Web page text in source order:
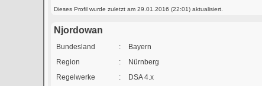
Dieses Profil wurde zuletzt am 29.01.2016 (22:01) aktualisiert.
Njordowan
Bundesland :
Bayern
Region
:
Nürnberg
Regelwerke
:
DSA 4.x